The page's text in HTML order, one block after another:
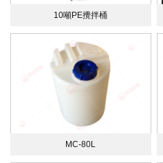
10噸PE攪拌桶
MC-80L